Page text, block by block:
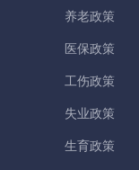
养老政策
医保政策
工伤政策
失业政策
生育政策